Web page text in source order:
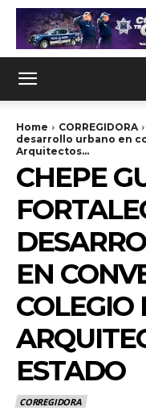
Home CORREGIDORA
desarrollo urbano en
Arquitectos...
CHEPE
EN
COLEGIO
ESTADO
CORREGIDORA